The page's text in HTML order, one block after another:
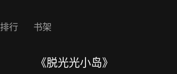
排行 书架
《脱光光小岛》